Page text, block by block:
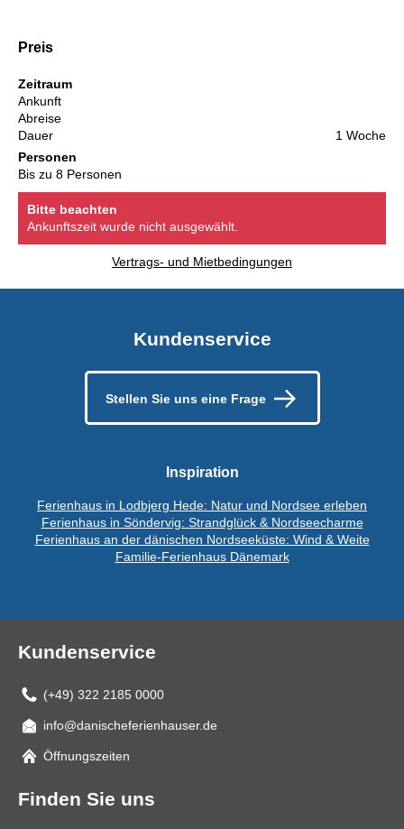
Preis
Zeitraum
Ankunft
Abreise
Dauer
1 Woche
Personen
Bis zu 8 Personen
Bitte beachten
Ankunftszeit wurde nicht ausgewählt.
Vertrags- und Mietbedingungen
Kundenservice
Stellen Sie uns eine Frage
Inspiration
Ferienhaus in Lodbjerg Hede: Natur und Nordsee erleben
Ferienhaus in Söndervig: Strandglück & Nordseecharme
Ferienhaus an der dänischen Nordseeküste: Wind & Weite
Familie-Ferienhaus Dänemark
Kundenservice
(+49) 322 2185 0000
Mail
info@danischeferienhauser.de
Öffnungszeiten
Finden Sie uns